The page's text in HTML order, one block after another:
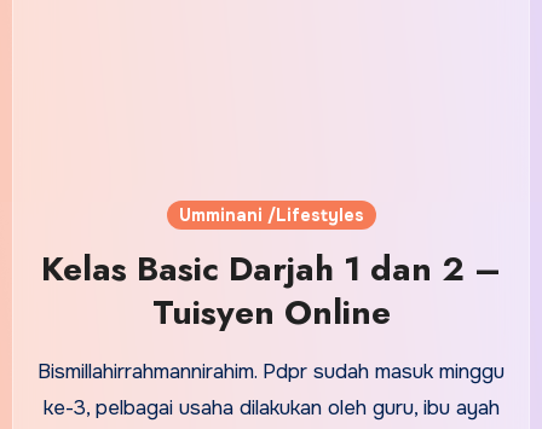
Umminani /Lifestyles
Kelas Basic Darjah 1 dan 2 –
Tuisyen Online
Bismillahirrahmannirahim. Pdpr sudah masuk minggu
ke-3, pelbagai usaha dilakukan oleh guru, ibu ayah